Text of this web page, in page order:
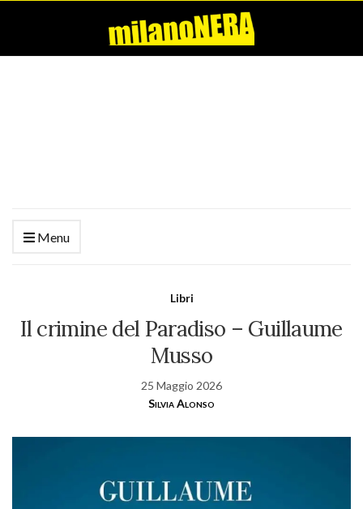
Menu
Libri
Il crimine del Paradiso – Guillaume
Musso
25 Maggio 2026
Silvia Alonso